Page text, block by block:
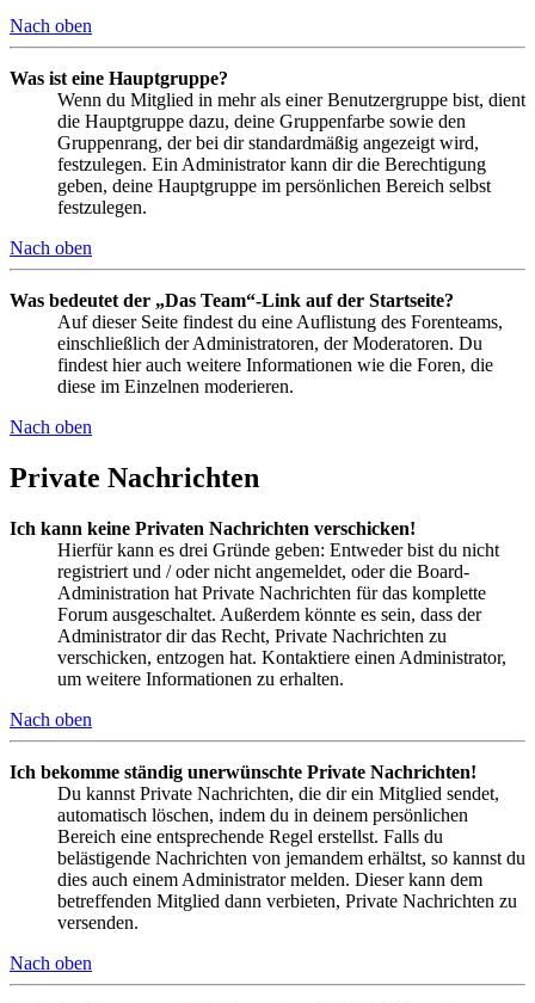
Nach oben
Was ist eine Hauptgruppe?
Wenn du Mitglied in mehr als einer Benutzergruppe bist, dient
die Hauptgruppe dazu, deine Gruppenfarbe sowie den
Gruppenrang, der bei dir standardmäßig angezeigt wird,
festzulegen. Ein Administrator kann dir die Berechtigung
geben, deine Hauptgruppe im persönlichen Bereich selbst
festzulegen.
Nach oben
Was bedeutet der „Das Team“-Link auf der Startseite?
Auf dieser Seite findest du eine Auflistung des Forenteams,
einschließlich der Administratoren, der Moderatoren. Du
findest hier auch weitere Informationen wie die Foren, die
diese im Einzelnen moderieren.
Nach oben
Private Nachrichten
Ich kann keine Privaten Nachrichten verschicken!
Hierfür kann es drei Gründe geben: Entweder bist du nicht
registriert und / oder nicht angemeldet, oder die Board-
Administration hat Private Nachrichten für das komplette
Forum ausgeschaltet. Außerdem könnte es sein, dass der
Administrator dir das Recht, Private Nachrichten zu
verschicken, entzogen hat. Kontaktiere einen Administrator,
um weitere Informationen zu erhalten.
Nach oben
Ich bekomme ständig unerwünschte Private Nachrichten!
Du kannst Private Nachrichten, die dir ein Mitglied sendet,
automatisch löschen, indem du in deinem persönlichen
Bereich eine entsprechende Regel erstellst. Falls du
belästigende Nachrichten von jemandem erhältst, so kannst du
dies auch einem Administrator melden. Dieser kann dem
betreffenden Mitglied dann verbieten, Private Nachrichten zu
versenden.
Nach oben